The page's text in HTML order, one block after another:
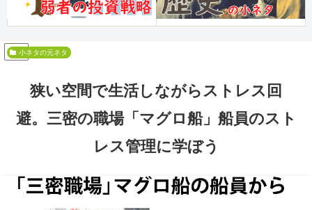
PR
狭い空間で生活しながらストレス回
避。三密の職場「マグロ船」船員のスト
レス管理に学ぼう
小ネタの元ネタ